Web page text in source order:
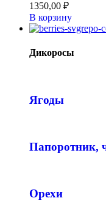
1350,00 ₽
В корзину
Дикоросы
Ягоды
Папоротник,
Орехи